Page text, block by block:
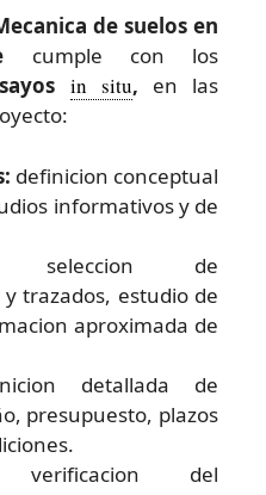
de suelos en
cumple con los
in situ, en las
definicion conceptual
informativos y de
seleccion de
trazados, estudio de
aproximada de
detallada de
presupuesto, plazos
del